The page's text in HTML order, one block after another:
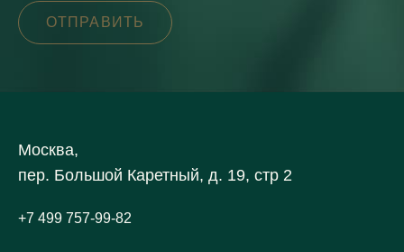
Москва,
пер. Большой Каретный, д. 19, стр 2
+7 499 757-99-82